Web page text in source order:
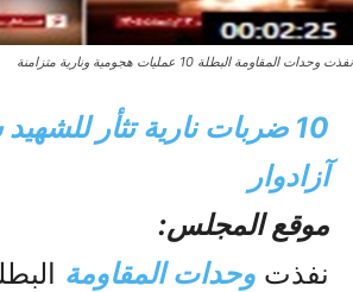
نفذت وحدات المقاومة البطلة 10 عمليات هجومية ونارية متزامنة
10 ضربات نارية تثأر
آزادوار
موقع المجلس:
نفذت وحدات المقاومة